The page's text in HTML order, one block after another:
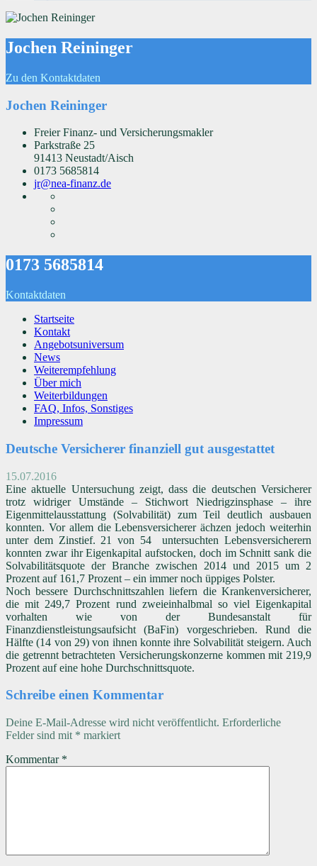
Jochen Reininger
Zu den Kontaktdaten
Jochen Reininger
Freier Finanz- und Versicherungsmakler
Parkstraße 25
91413 Neustadt/Aisch
0173 5685814
jr@nea-finanz.de
0173 5685814
Kontaktdaten
Startseite
Kontakt
Angebotsuniversum
News
Weiterempfehlung
Über mich
Weiterbildungen
FAQ, Infos, Sonstiges
Impressum
Deutsche Versicherer finanziell gut ausgestattet
15.07.2016
Eine aktuelle Untersuchung zeigt, dass die deutschen Versicherer
trotz widriger Umstände – Stichwort Niedrigzinsphase – ihre
Eigenmittelausstattung (Solvabilität) zum Teil deutlich ausbauen
konnten. Vor allem die Lebensversicherer ächzen jedoch weiterhin
unter dem Zinstief. 21 von 54 untersuchten Lebensversicherern
konnten zwar ihr Eigenkapital aufstocken, doch im Schnitt sank die
Solvabilitätsquote der Branche zwischen 2014 und 2015 um 2
Prozent auf 161,7 Prozent – ein immer noch üppiges Polster.
Noch bessere Durchschnittszahlen liefern die Krankenversicherer,
die mit 249,7 Prozent rund zweieinhalbmal so viel Eigenkapital
vorhalten wie von der Bundesanstalt für
Finanzdienstleistungsaufsicht (BaFin) vorgeschrieben. Rund die
Hälfte (14 von 29) von ihnen konnte ihre Solvabilität steigern. Auch
die getrennt betrachteten Versicherungskonzerne kommen mit 219,9
Prozent auf eine hohe Durchschnittsquote.
Schreibe einen Kommentar
Deine E-Mail-Adresse wird nicht veröffentlicht. Erforderliche
Felder sind mit * markiert
Kommentar *